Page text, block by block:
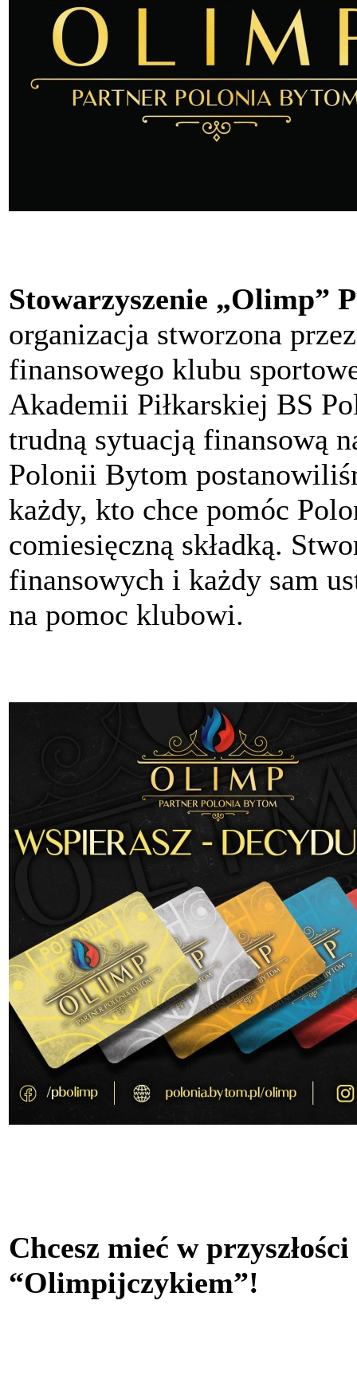
Stowarzyszenie „Olimp”
organizacja stworzona
finansowego klubu
Akademii Piłkarskiej BS
trudną sytuacją finansową
Polonii Bytom
każdy, kto chce pomóc
comiesięczną składką.
finansowych i każdy sam
na pomoc klubowi.
Chcesz mieć w
“Olimpijczykiem”!